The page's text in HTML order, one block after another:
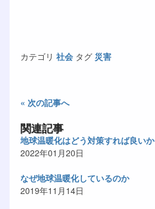
カテゴリ 社会 タグ 災害
« 次の記事へ
関連記事
地球温暖化はどう対策すれば良いか
2022年01月20日
なぜ地球温暖化しているのか
2019年11月14日